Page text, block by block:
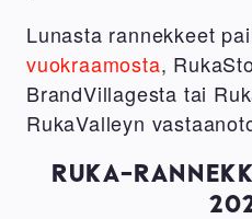
Lunasta rannekkeet
vuokraamosta,
BrandVillagesta tai
RukaValleyn
RUKA-